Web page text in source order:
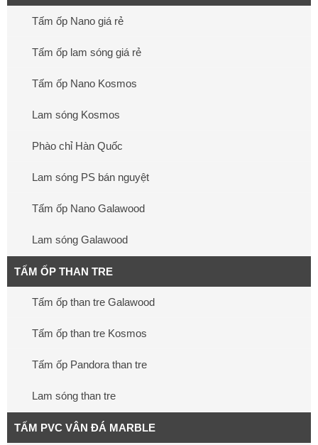
Tấm ốp Nano giá rẻ
Tấm ốp lam sóng giá rẻ
Tấm ốp Nano Kosmos
Lam sóng Kosmos
Phào chỉ Hàn Quốc
Lam sóng PS bán nguyệt
Tấm ốp Nano Galawood
Lam sóng Galawood
TẤM ỐP THAN TRE
Tấm ốp than tre Galawood
Tấm ốp than tre Kosmos
Tấm ốp Pandora than tre
Lam sóng than tre
TẤM PVC VÂN ĐÁ MARBLE